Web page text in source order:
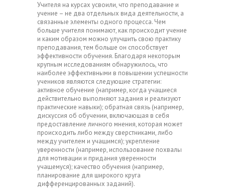
Учителя на курсах усвоили, что преподавание и
учение – не два отдельных вида деятельности, а
связанные элементы одного процесса. Чем
больше учителя понимают, как происходит учение
и каким образом можно улучшить свою практику
преподавания, тем больше он способствует
эффективности обучения. Благодаря некоторым
крупным исследованиям обнаружилось, что
наиболее эффективными в повышении успешности
учеников являются следующие стратегии:
активное обучение (например, когда учащиеся
действительно выполняют задания и реализуют
практические навыки); обратная связь (например,
дискуссия об обучении, включающая в себя
предоставление личного мнения, которая может
происходить либо между сверстниками, либо
между учителем и учащимся); укрепление
уверенности (например, использование похвалы
для мотивации и придания уверенности
учащемуся); качество обучения (например,
планирование для широкого круга
дифференцированных заданий).